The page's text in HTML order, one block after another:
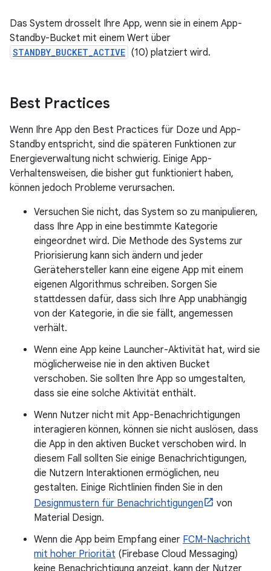
Das System drosselt Ihre App, wenn sie in einem App-
Standby-Bucket mit einem Wert über
STANDBY_BUCKET_ACTIVE (10) platziert wird.
Best Practices
Wenn Ihre App den Best Practices für Doze und App-
Standby entspricht, sind die späteren Funktionen zur
Energieverwaltung nicht schwierig. Einige App-
Verhaltensweisen, die bisher gut funktioniert haben,
können jedoch Probleme verursachen.
Versuchen Sie nicht, das System so zu manipulieren,
dass Ihre App in eine bestimmte Kategorie
eingeordnet wird. Die Methode des Systems zur
Priorisierung kann sich ändern und jeder
Gerätehersteller kann eine eigene App mit einem
eigenen Algorithmus schreiben. Sorgen Sie
stattdessen dafür, dass sich Ihre App unabhängig
von der Kategorie, in die sie fällt, angemessen
verhält.
Wenn eine App keine Launcher-Aktivität hat, wird sie
möglicherweise nie in den aktiven Bucket
verschoben. Sie sollten Ihre App so umgestalten,
dass sie eine solche Aktivität enthält.
Wenn Nutzer nicht mit App-Benachrichtigungen
interagieren können, können sie nicht auslösen, dass
die App in den aktiven Bucket verschoben wird. In
diesem Fall sollten Sie einige Benachrichtigungen,
die Nutzern Interaktionen ermöglichen, neu
gestalten. Einige Richtlinien finden Sie in den
Designmustern für Benachrichtigungen
von
Material Design.
Wenn die App beim Empfang einer FCM-Nachricht
mit hoher Priorität (Firebase Cloud Messaging)
keine Benachrichtigung anzeigt, kann der Nutzer